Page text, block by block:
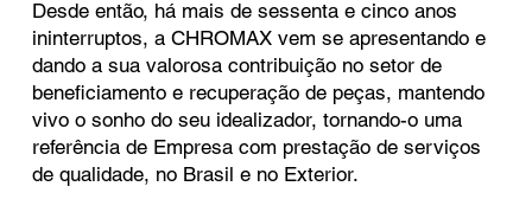
Desde então, há mais de sessenta e cinco anos
ininterruptos, a CHROMAX vem se apresentando e
dando a sua valorosa contribuição no setor de
beneficiamento e recuperação de peças, mantendo
vivo o sonho do seu idealizador, tornando-o uma
referência de Empresa com prestação de serviços
de qualidade, no Brasil e no Exterior.